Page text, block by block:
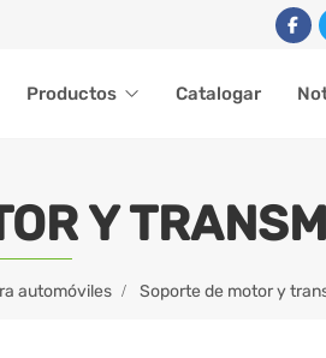
Productos Catalogar
Y
automóviles Soporte de motor y